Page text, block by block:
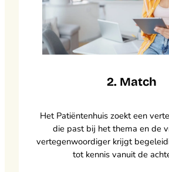
2. Match
Het Patiëntenhuis zoekt een
die past bij het thema en de
vertegenwoordiger krijgt
tot kennis vanuit de